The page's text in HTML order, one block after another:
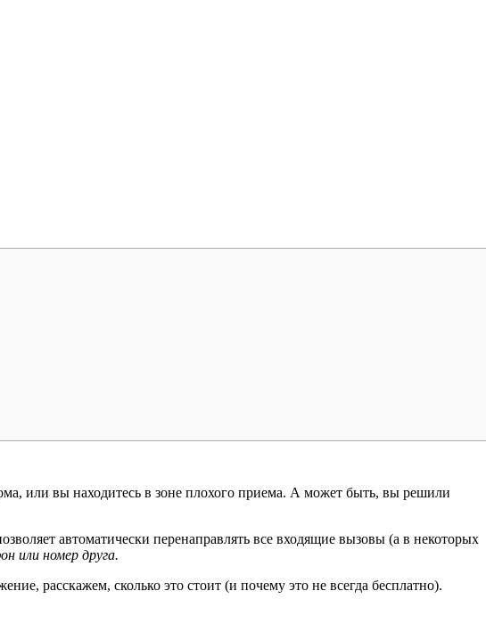
или вы находитесь в зоне плохого приема. А может быть, вы решили
автоматически перенаправлять все входящие вызовы (а в некоторых
или номер друга.
расскажем, сколько это стоит (и почему это не всегда бесплатно).